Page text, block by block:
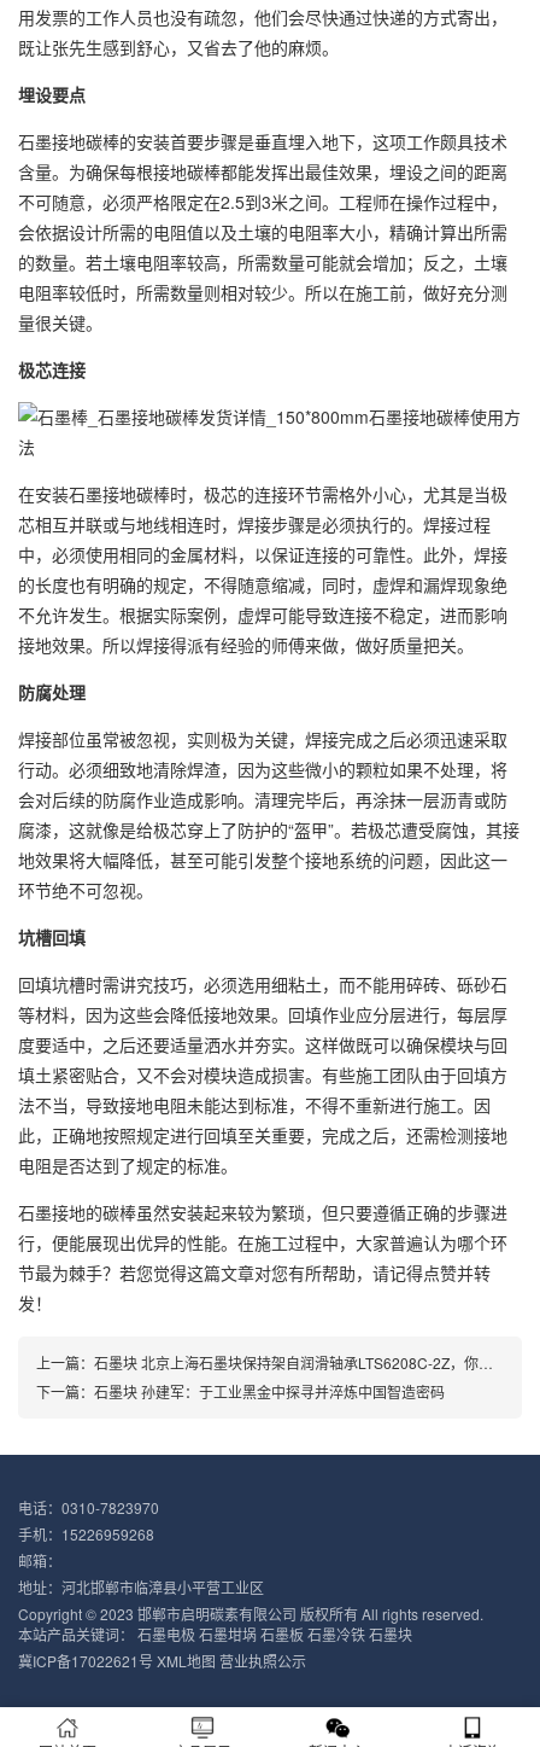
用发票的工作人员也没有疏忽，他们会尽快通过快递的方式寄出，
既让张先生感到舒心，又省去了他的麻烦。
埋设要点
石墨接地碳棒的安装首要步骤是垂直埋入地下，这项工作颇具技术
含量。为确保每根接地碳棒都能发挥出最佳效果，埋设之间的距离
不可随意，必须严格限定在2.5到3米之间。工程师在操作过程中，
会依据设计所需的电阻值以及土壤的电阻率大小，精确计算出所需
的数量。若土壤电阻率较高，所需数量可能就会增加；反之，土壤
电阻率较低时，所需数量则相对较少。所以在施工前，做好充分测
量很关键。
极芯连接
在安装石墨接地碳棒时，极芯的连接环节需格外小心，尤其是当极
芯相互并联或与地线相连时，焊接步骤是必须执行的。焊接过程
中，必须使用相同的金属材料，以保证连接的可靠性。此外，焊接
的长度也有明确的规定，不得随意缩减，同时，虚焊和漏焊现象绝
不允许发生。根据实际案例，虚焊可能导致连接不稳定，进而影响
接地效果。所以焊接得派有经验的师傅来做，做好质量把关。
防腐处理
焊接部位虽常被忽视，实则极为关键，焊接完成之后必须迅速采取
行动。必须细致地清除焊渣，因为这些微小的颗粒如果不处理，将
会对后续的防腐作业造成影响。清理完毕后，再涂抹一层沥青或防
腐漆，这就像是给极芯穿上了防护的“盔甲”。若极芯遭受腐蚀，其接
地效果将大幅降低，甚至可能引发整个接地系统的问题，因此这一
环节绝不可忽视。
坑槽回填
回填坑槽时需讲究技巧，必须选用细粘土，而不能用碎砖、砾砂石
等材料，因为这些会降低接地效果。回填作业应分层进行，每层厚
度要适中，之后还要适量洒水并夯实。这样做既可以确保模块与回
填土紧密贴合，又不会对模块造成损害。有些施工团队由于回填方
法不当，导致接地电阻未能达到标准，不得不重新进行施工。因
此，正确地按照规定进行回填至关重要，完成之后，还需检测接地
电阻是否达到了规定的标准。
石墨接地的碳棒虽然安装起来较为繁琐，但只要遵循正确的步骤进
行，便能展现出优异的性能。在施工过程中，大家普遍认为哪个环
节最为棘手？若您觉得这篇文章对您有所帮助，请记得点赞并转
发！
上一篇： 石墨块 北京上海石墨块保持架自润滑轴承LTS6208C-2Z，你了解吗？
下一篇： 石墨块 孙建军：于工业黑金中探寻并淬炼中国智造密码
电话：0310-7823970
手机：15226959268
邮箱：
地址：河北邯郸市临漳县小平营工业区
Copyright © 2023 邯郸市启明碳素有限公司 版权所有 All rights reserved.
本站产品关键词： 石墨电极 石墨坩埚 石墨板 石墨冷铁石墨块
冀ICP备17022621号 XML地图 营业执照公示